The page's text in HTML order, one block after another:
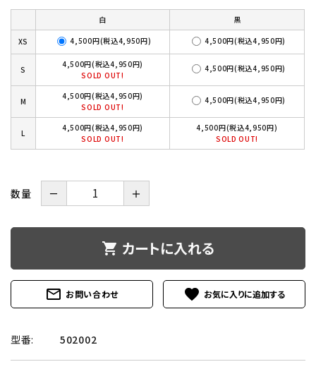
白 黒
XS 4,500円(税込4,950円) 4,500円(税込4,950円)
S
4,500円(税込4,950円)
SOLD OUT!
4,500円(税込4,950円)
M
4,500円(税込4,950円)
SOLD OUT!
4,500円(税込4,950円)
L
4,500円(税込4,950円)
SOLD OUT!
4,500円(税込4,950円)
SOLD OUT!
数量 － ＋
shopping_cart カートに入れる
mail_outline お問い合わせ favorite
型番: 502002